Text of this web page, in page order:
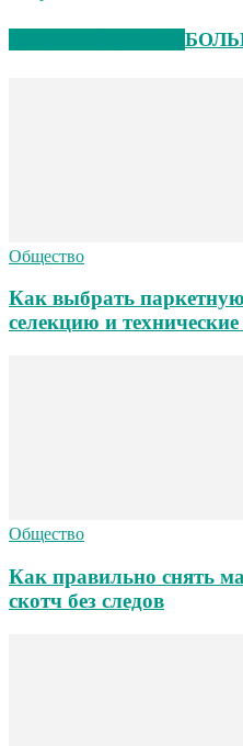
Общество
Как выбрать
селекцию и
Общество
Как правильно снять
скотч без следов